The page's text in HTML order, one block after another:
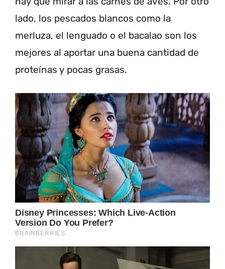
lado, los pescados blancos como la
merluza, el lenguado o el bacalao son los
mejores al aportar una buena cantidad de
proteínas y pocas grasas.